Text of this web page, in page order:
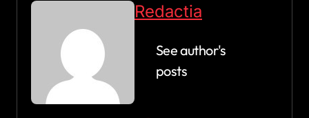
Redactia
See author's
posts